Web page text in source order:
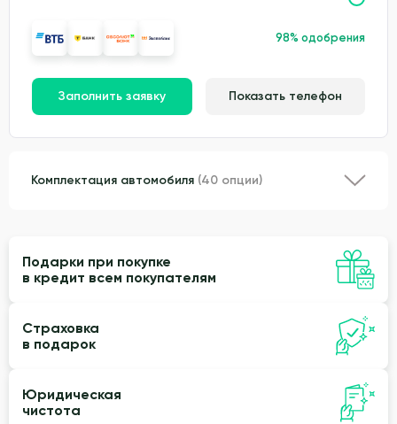
98% одобрения
Заполнить заявку Показать телефон
Комплектация автомобиля (40 опции)
Подарки при покупке
в кредит всем покупателям
Страховка
в подарок
Юридическая
чистота